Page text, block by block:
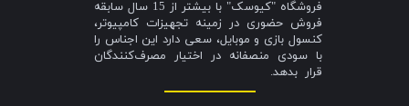
فروشگاه "کیوسک" با بیشتر از 15 سال سابقه
فروش حضوری در زمینه تجهیزات کامپیوتر،
کنسول بازی و موبایل، سعی دارد این اجناس را
با سودی منصفانه در اختیار مصرف‌کنندگان
قرار بدهد.